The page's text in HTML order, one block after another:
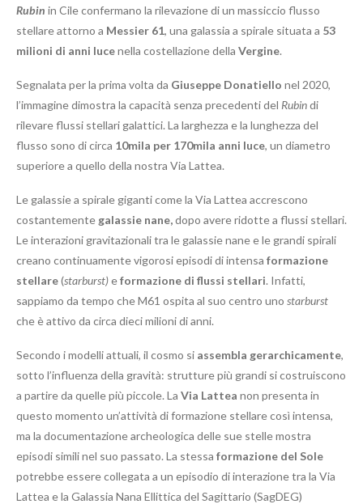
Rubin in Cile confermano la rilevazione di un massiccio flusso
stellare attorno a Messier 61, una galassia a spirale situata a 53
milioni di anni lucenella costellazione della Vergine.
Segnalata per la prima volta da Giuseppe Donatiello nel 2020,
l’immagine dimostra la capacità senza precedenti del Rubindi
rilevare flussi stellari galattici. La larghezza e la lunghezza del
flusso sono di circa 10mila per 170mila anni luce, un diametro
superiore a quello della nostra Via Lattea.
Le galassie a spirale giganti come la Via Lattea accrescono
costantemente galassie nane,dopo avere ridotte a flussi stellari.
Le interazioni gravitazionali tra le galassie nane e le grandi spirali
creano continuamente vigorosi episodi di intensa formazione
stellare(starburst)eformazione di flussi stellari. Infatti,
sappiamo da tempo che M61 ospita al suo centro uno starburst
che è attivo da circa dieci milioni di anni.
Secondo i modelli attuali, il cosmo si assembla gerarchicamente,
sotto l’influenza della gravità: strutture più grandi si costruiscono
a partire da quelle più piccole. La Via Lattea non presenta in
questo momento un’attività di formazione stellare così intensa,
ma la documentazione archeologica delle sue stelle mostra
episodi simili nel suo passato. La stessa formazione del Sole
potrebbe essere collegata a un episodio di interazione tra la Via
Lattea e la Galassia Nana Ellittica del Sagittario (SagDEG)